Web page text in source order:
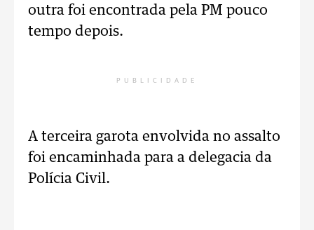
outra foi encontrada pela PM pouco
tempo depois.
PUBLICIDADE
A terceira garota envolvida no assalto
foi encaminhada para a delegacia da
Polícia Civil.